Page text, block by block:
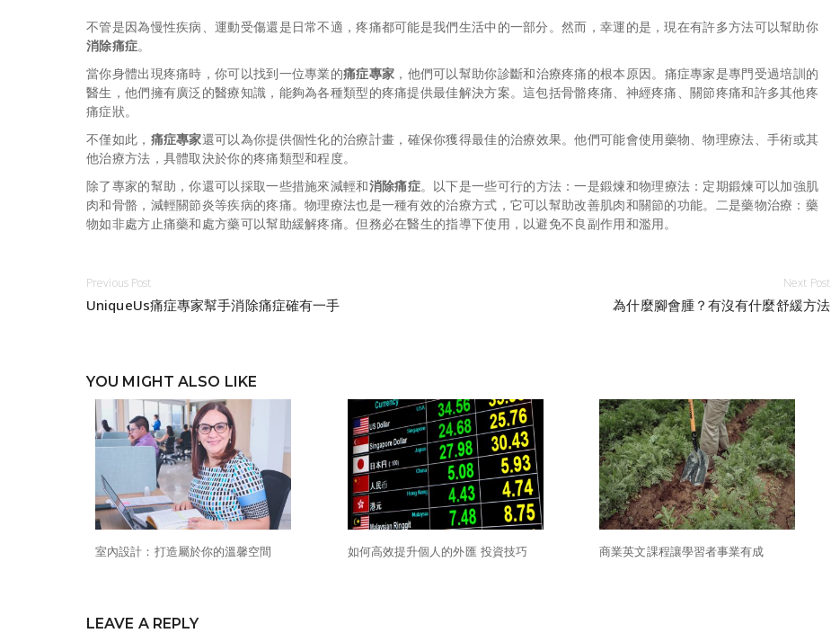
不管是因為慢性疾病、運動受傷還是日常不適，疼痛都可能是我們生活中的一部分。然而，幸運的是，現在有許多方法可以幫助你
消除痛症。
當你身體出現疼痛時，你可以找到一位專業的痛症專家 ，他們可以幫助你診斷和治療疼痛的根本原因。痛症專家是專門受過培訓的
醫生，他們擁有廣泛的醫療知識，能夠為各種類型的疼痛提供最佳解決方案。這包括骨骼疼痛、神經疼痛、關節疼痛和許多其他疼
痛症狀。
不僅如此， 痛症專家還可以為你提供個性化的治療計畫，確保你獲得最佳的治療效果。他們可能會使用藥物、物理療法、手術或其
他治療方法，具體取決於你的疼痛類型和程度。
除了專家的幫助，你還可以採取一些措施來減輕和消除痛症。以下是一些可行的方法：一是鍛煉和物理療法：定期鍛煉可以加強肌
肉和骨骼，減輕關節炎等疾病的疼痛。物理療法也是一種有效的治療方式，它可以幫助改善肌肉和關節的功能。二是藥物治療：藥
物如非處方止痛藥和處方藥可以幫助緩解疼痛。但務必在醫生的指導下使用，以避免不良副作用和濫用。
Previous Post
UniqueUs痛症專家幫手消除痛症確有一手
Next Post
為什麼腳會腫？有沒有什麼舒緩方法
YOU MIGHT ALSO LIKE
室內設計：打造屬於你的溫馨空間 如何高效提升個人的外匯 投資技巧 商業英文課程讓學習者事業有成
LEAVE A REPLY